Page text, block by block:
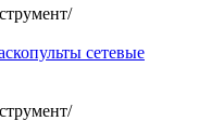
/
сетевые
/